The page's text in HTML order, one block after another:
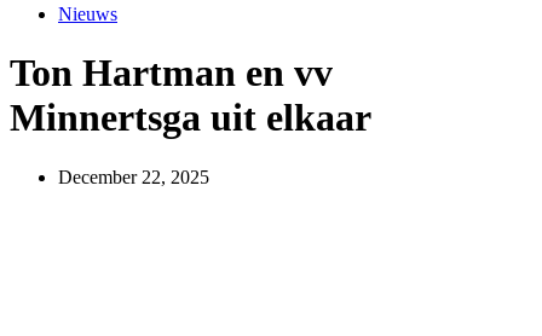
Nieuws
Ton Hartman en vv
Minnertsga uit elkaar
December 22, 2025